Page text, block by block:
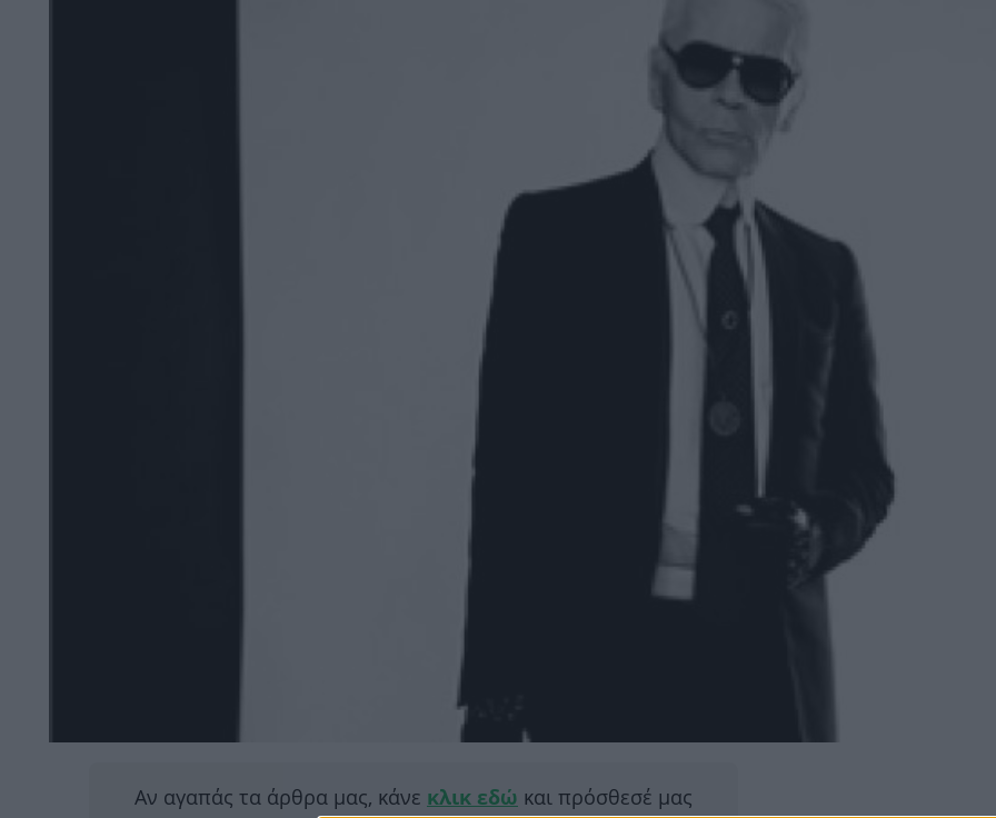
Αν αγαπάς τα άρθρα μας, κάνε κλικ εδώ και πρόσθεσέ μας